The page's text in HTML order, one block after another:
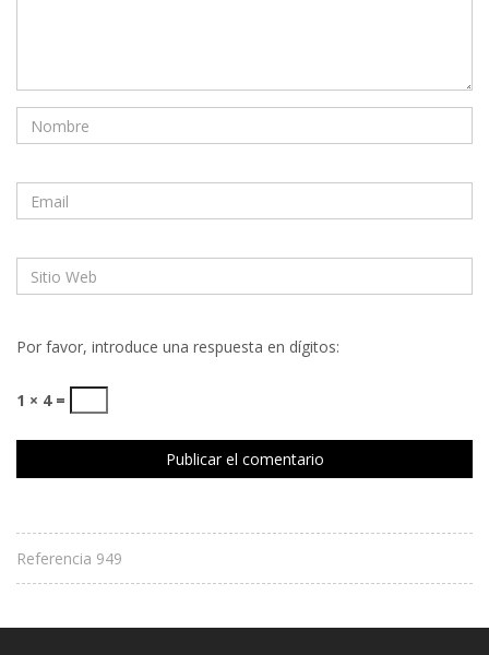
Por favor, introduce una respuesta en dígitos:
1 × 4 =
Referencia 949